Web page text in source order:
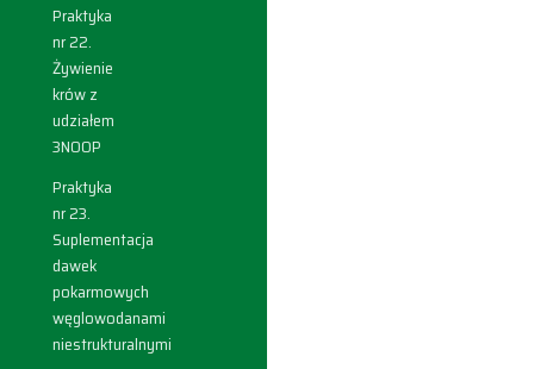
Praktyka
nr 22.
Żywienie
krów z
udziałem
3NOOP
Praktyka
nr 23.
Suplementacja
dawek
pokarmowych
węglowodanami
niestrukturalnymi